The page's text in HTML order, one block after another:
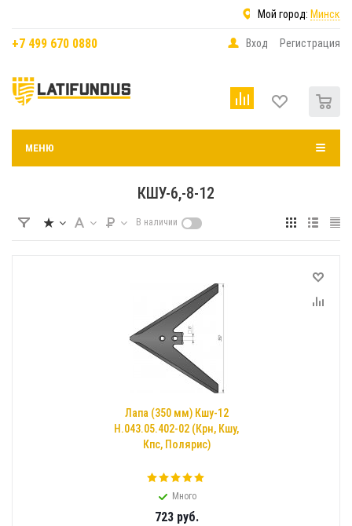
Мой город: Минск
+7 499 670 0880 Вход Регистрация
МЕНЮ
КШУ-6,-8-12
В наличии
Лапа (350 мм) Кшу-12
Н.043.05.402-02 (Крн, Кшу,
Кпс, Полярис)
Много
723руб.